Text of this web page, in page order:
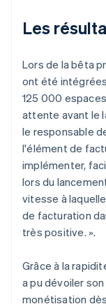
Les
Lors de la bêta
ont été
125 000
attente avant le
le responsable
l'élément de
implémenter,
lors du
vitesse à
de facturation
très positive. ».
Grâce à la
a pu dévoiler
monétisation